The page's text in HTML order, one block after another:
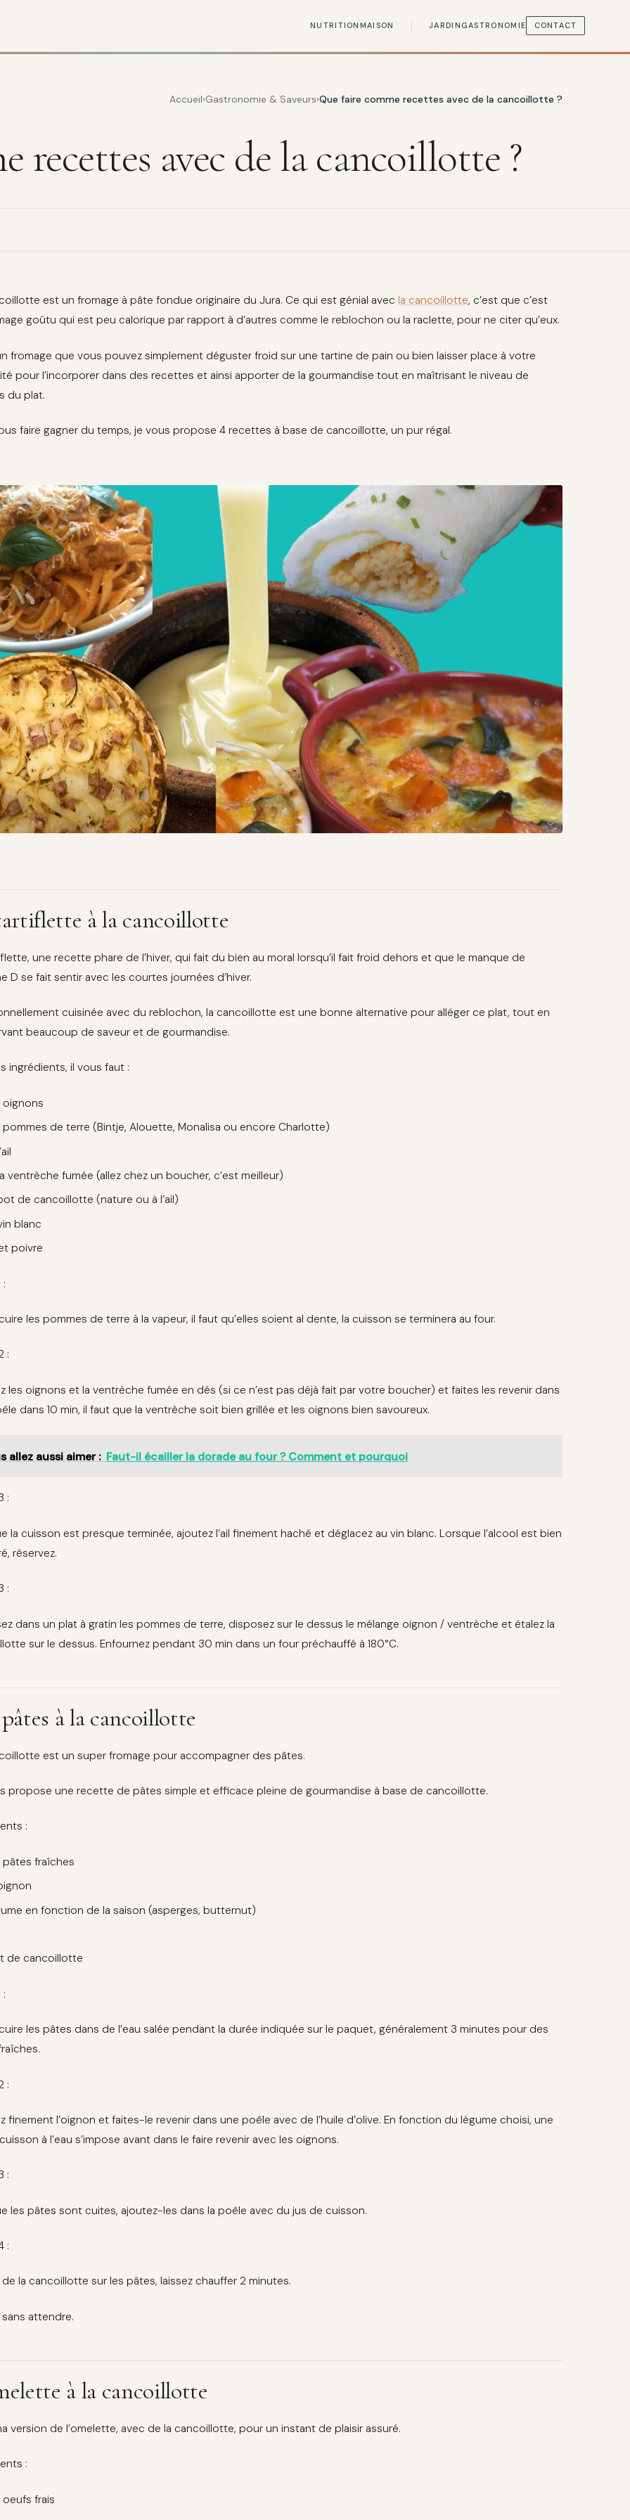
NUTRITION MAISON JARDIN GASTRONOMIE CONTACT
Accueil Gastronomie & Saveurs Que faire comme recettes avec de la cancoillotte ?
recettes avec de la cancoillotte ?
est un fromage à pâte fondue originaire du Jura. Ce qui est génial avec la cancoillotte, c’est que c’est
goûtu qui est peu calorique par rapport à d’autres comme le reblochon ou la raclette, pour ne citer qu’eux.
fromage que vous pouvez simplement déguster froid sur une tartine de pain ou bien laisser place à votre
pour l’incorporer dans des recettes et ainsi apporter de la gourmandise tout en maîtrisant le niveau de
du plat.
faire gagner du temps, je vous propose 4 recettes à base de cancoillotte, un pur régal.
à la cancoillotte
une recette phare de l’hiver, qui fait du bien au moral lorsqu’il fait froid dehors et que le manque de
D se fait sentir avec les courtes journées d’hiver.
cuisinée avec du reblochon, la cancoillotte est une bonne alternative pour alléger ce plat, tout en
beaucoup de saveur et de gourmandise.
ingrédients, il vous faut :
oignons
pommes de terre (Bintje, Alouette, Monalisa ou encore Charlotte)
ventrèche fumée (allez chez un boucher, c’est meilleur)
de cancoillotte (nature ou à l’ail)
blanc
poivre
:
les pommes de terre à la vapeur, il faut qu’elles soient al dente, la cuisson se terminera au four.
:
les oignons et la ventrèche fumée en dés (si ce n’est pas déjà fait par votre boucher) et faites les revenir dans
dans 10 min, il faut que la ventrèche soit bien grillée et les oignons bien savoureux.
allez aussi aimer : Faut-il écailler la dorade au four ? Comment et pourquoi
:
la cuisson est presque terminée, ajoutez l’ail finement haché et déglacez au vin blanc. Lorsque l’alcool est bien
réservez.
:
dans un plat à gratin les pommes de terre, disposez sur le dessus le mélange oignon / ventrèche et étalez la
sur le dessus. Enfournez pendant 30 min dans un four préchauffé à 180°C.
à la cancoillotte
est un super fromage pour accompagner des pâtes.
propose une recette de pâtes simple et efficace pleine de gourmandise à base de cancoillotte.
:
pâtes fraîches
en fonction de la saison (asperges, butternut)
de cancoillotte
:
les pâtes dans de l’eau salée pendant la durée indiquée sur le paquet, généralement 3 minutes pour des
:
finement l’oignon et faites-le revenir dans une poêle avec de l’huile d’olive. En fonction du légume choisi, une
à l’eau s’impose avant dans le faire revenir avec les oignons.
:
les pâtes sont cuites, ajoutez-les dans la poêle avec du jus de cuisson.
:
de la cancoillotte sur les pâtes, laissez chauffer 2 minutes.
sans attendre.
à la cancoillotte
version de l’omelette, avec de la cancoillotte, pour un instant de plaisir assuré.
:
oeufs frais